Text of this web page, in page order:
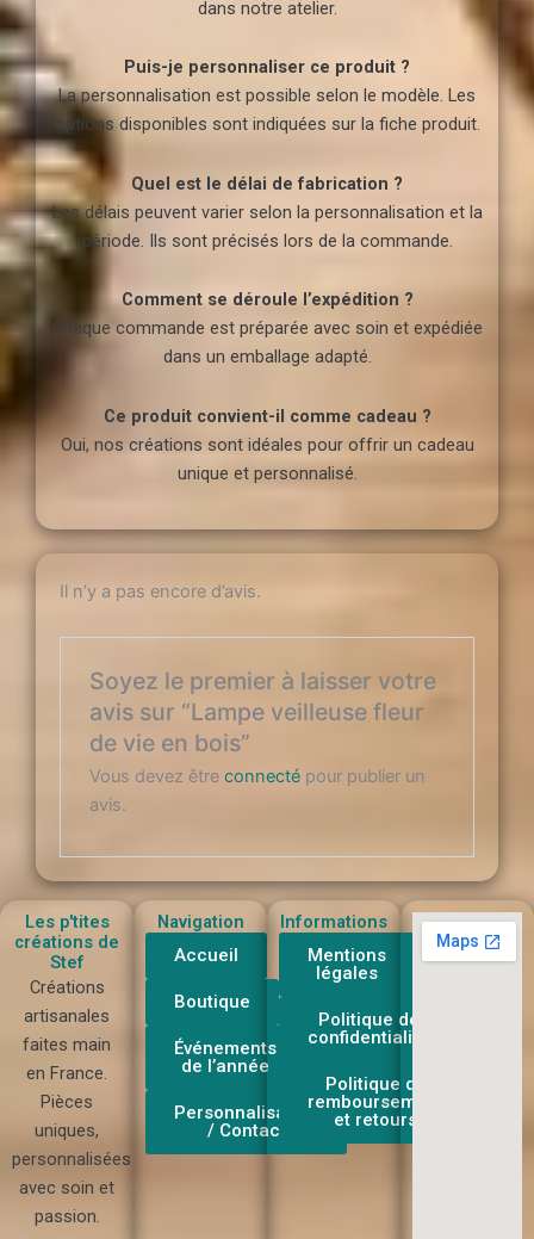
dans notre atelier.
Puis-je personnaliser ce produit ?
La personnalisation est possible selon le modèle. Les
options disponibles sont indiquées sur la fiche produit.
Quel est le délai de fabrication ?
Les délais peuvent varier selon la personnalisation et la
période. Ils sont précisés lors de la commande.
Comment se déroule l’expédition ?
Chaque commande est préparée avec soin et expédiée
dans un emballage adapté.
Ce produit convient-il comme cadeau ?
Oui, nos créations sont idéales pour offrir un cadeau
unique et personnalisé.
Il n’y a pas encore d’avis.
Soyez le premier à laisser votre
avis sur “Lampe veilleuse fleur
de vie en bois”
Vous devez êtreconnecté pour publier un
avis.
Les p'tites
créations de
Stef
Créations
artisanales
faites main
en France.
Pièces
uniques,
personnalisées
avec soin et
passion.
Navigation
Accueil
Boutique
Événements
de l’année
Personnalisation
/ Contact
Informations
Mentions
légales
Politique de
confidentialité
Politique de
remboursement
et retours